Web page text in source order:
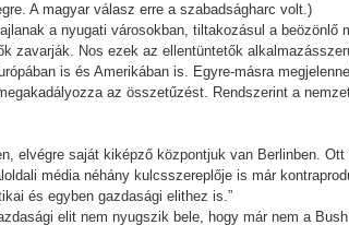
A magyar válasz erre a szabadságharc volt.)
a nyugati városokban, tiltakozásul a
zavarják. Nos ezek az ellentüntetők
is és Amerikában is. Egyre-másra
az összetűzést. Rendszerint a
elvégre saját kiképző központjuk van Berlinben.
média néhány kulcsszereplője is már
és egyben gazdasági elithez is.”
elit nem nyugszik bele, hogy már nem a